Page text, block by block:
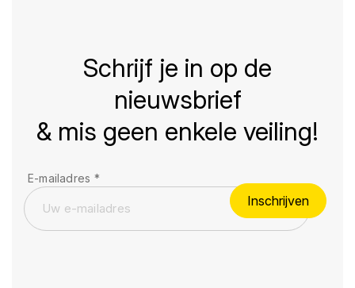
Schrijf je in op de
nieuwsbrief
& mis geen enkele veiling!
E-mailadres *
Inschrijven